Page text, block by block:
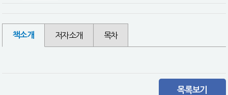
책소개 저자소개 목차
목록보기